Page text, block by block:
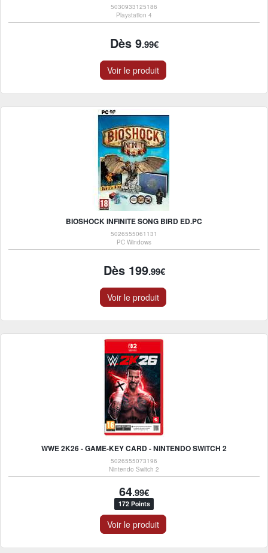
5030933125186
Playstation 4
Dès 9.99€
Voir le produit
BIOSHOCK INFINITE SONG BIRD ED.PC
5026555061131
PC Windows
Dès 199.99€
Voir le produit
WWE 2K26 - GAME-KEY CARD - NINTENDO SWITCH 2
5026555073196
Nintendo Switch 2
64.99€
172 Points
Voir le produit